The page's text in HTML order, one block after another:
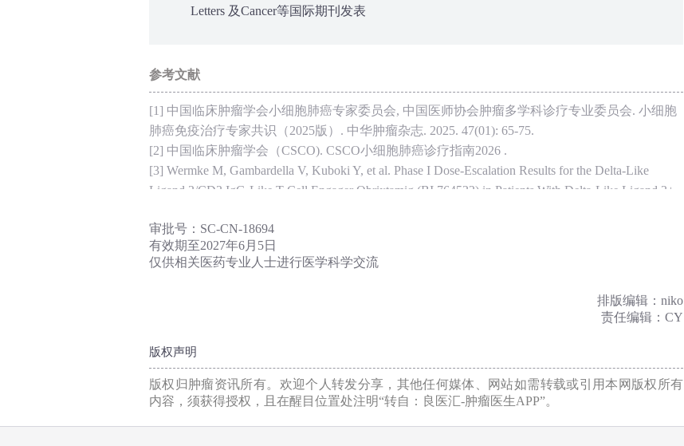
Letters 及Cancer等国际期刊发表
参考文献
[1] 中国临床肿瘤学会小细胞肺癌专家委员会, 中国医师协会肿瘤多学科诊疗专业委员会. 小细胞
肺癌免疫治疗专家共识（2025版）. 中华肿瘤杂志. 2025. 47(01): 65-75.
[2] 中国临床肿瘤学会（CSCO). CSCO小细胞肺癌诊疗指南2026 .
[3] Wermke M, Gambardella V, Kuboki Y, et al. Phase I Dose-Escalation Results for the Delta-Like
Ligand 3/CD3 IgG-Like T-Cell Engager Obrixtamig (BI 764532) in Patients With Delta-Like Ligand 3+
[4] Solange Peters, et al. DAREON®-8: A phase I trial of first-line obrixtamig plus chemotherapy and
atezolizumab in extensive-stage small cell lung carcinoma (ES-SCLC). 2025 ESMO. 2759MO .
[5] Solange Peters, Rafal Dziadziuszko, Ewa Kalinka, et al. DAREON®-8: updated efficacy and safety
atezolizumab in extensive-stage small cell lung carcinoma (ES-SCLC). ASCO 2026. Abstract 8089 .
chemotherapy in extensive-stage small cell lung cancer patients: A real-world multicenter propensity score-
matched study. Thorac Cancer. 2023. 14(15): 1327-1338.
[7] Lally BE, Urbanic JJ, Blackstock AW, Miller AA, Perry MC. Small cell lung cancer: have we made
any progress over the last 25 years. Oncologist. 2007. 12(9): 1096-104.
[8] Martin Wermke, Juergen Alt, Farastuk Bozorgmehr, et al. DAREON®-9: A phase Ib open-label dose
审批号：SC-CN-18694
有效期至2027年6月5日
仅供相关医药专业人士进行医学科学交流
排版编辑：niko
责任编辑：CY
版权声明
版权归肿瘤资讯所有。欢迎个人转发分享，其他任何媒体、网站如需转载或引用本网版权所有
内容，须获得授权，且在醒目位置处注明“转自：良医汇-肿瘤医生APP”。